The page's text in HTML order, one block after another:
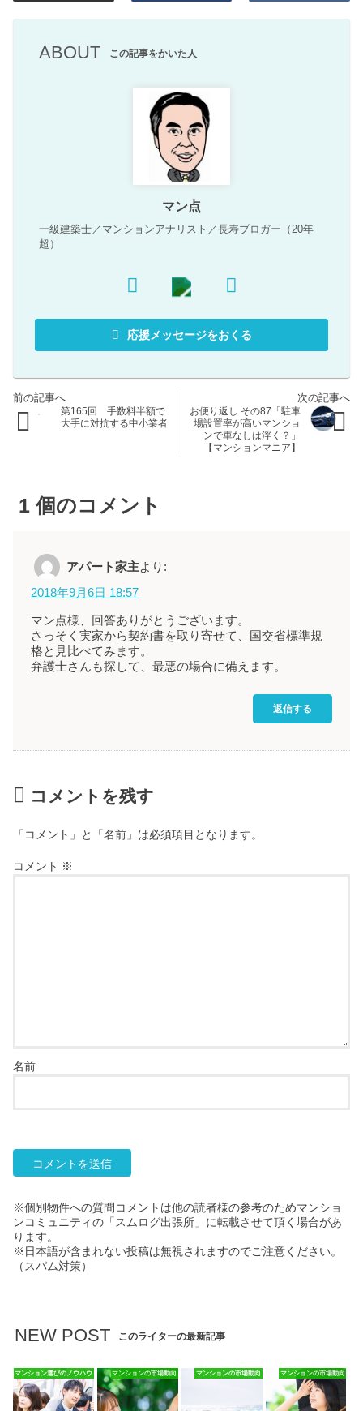
ABOUT この記事をかいた人
マン点
一級建築士／マンションアナリスト／長寿ブロガー（20年
超）
応援メッセージをおくる
第165回 手数料半額で
大手に対抗する中小業者
お便り返し その87「駐車
場設置率が高いマンショ
ンで車なしは浮く？」
【マンションマニア】
1 個のコメント
アパート家主より:
2018年9月6日 18:57
マン点様、回答ありがとうございます。
さっそく実家から契約書を取り寄せて、国交省標準規
格と見比べてみます。
弁護士さんも探して、最悪の場合に備えます。
返信する
コメントを残す
「コメント」と「名前」は必須項目となります。
コメント ※
名前
※個別物件への質問コメントは他の読者様の参考のためマンショ
ンコミュニティの「スムログ出張所」に転載させて頂く場合があ
ります。
※日本語が含まれない投稿は無視されますのでご注意ください。
（スパム対策）
NEW POST このライターの最新記事
マンション選びのノウハウ マンションの市場動向 マンションの市場動向 マンションの市場動向